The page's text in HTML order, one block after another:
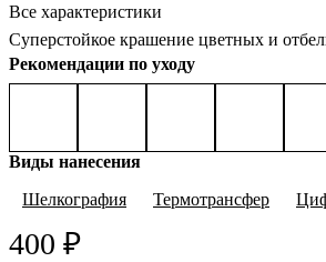
Все характеристики
Cуперстойкое крашение цветных и
Рекомендации по уходу
Виды нанесения
Шелкография
Термотрансфер
400 ₽